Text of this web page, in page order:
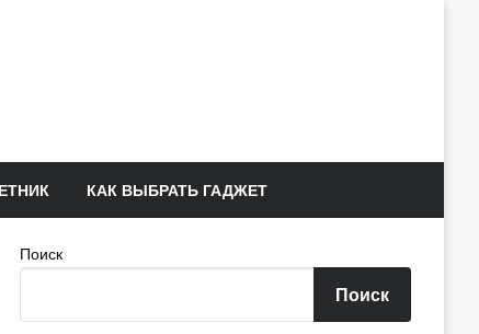
КАК ВЫБРАТЬ ГАДЖЕТ
Поиск
Поиск